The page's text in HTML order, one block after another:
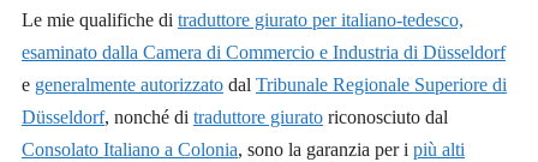
Le mie qualifiche di traduttore giurato per italiano-tedesco,
esaminato dalla Camera di Commercio e Industria di Düsseldorf
e generalmente autorizzato dal Tribunale Regionale Superiore di
Düsseldorf, nonché di traduttore giurato riconosciuto dal
Consolato Italiano a Colonia, sono la garanzia per i più alti